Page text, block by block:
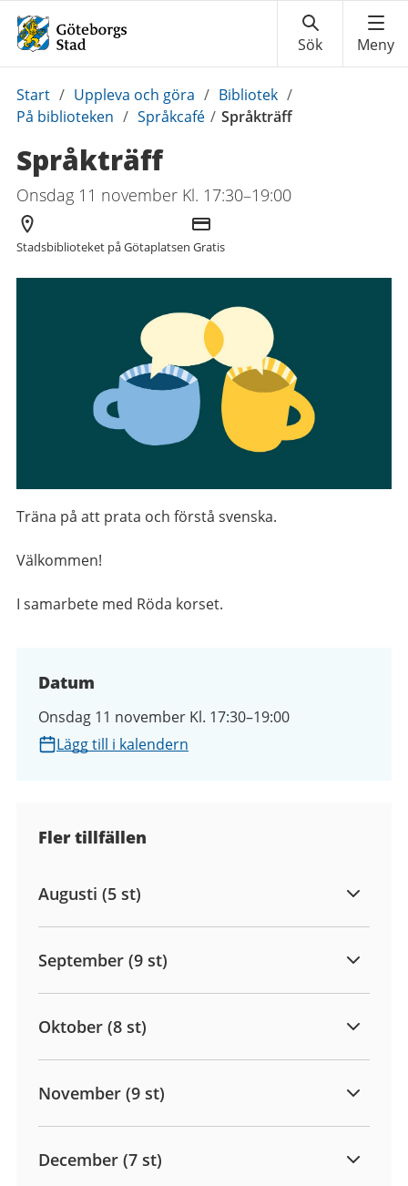
Du
är
Start / Uppleva och göra / Bibliotek /
På biblioteken / Språkcafé / Språkträff
Språkträff
Onsdag 11 november Kl. 17:30–19:00
Arrangör
Stadsbiblioteket på Götaplatsen
Kostnad
Gratis
Träna på att prata och förstå svenska.
Välkommen!
I samarbete med Röda korset.
Datum
Onsdag 11 november Kl. 17:30–19:00
Lägg till i kalendern
Fler tillfällen
Augusti (5 st)
September (9 st)
Oktober (8 st)
November (9 st)
December (7 st)